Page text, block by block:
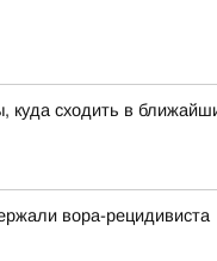
куда сходить в
вора-рецидивиста